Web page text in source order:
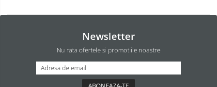
Newsletter
Nu rata ofertele si promotiile noastre